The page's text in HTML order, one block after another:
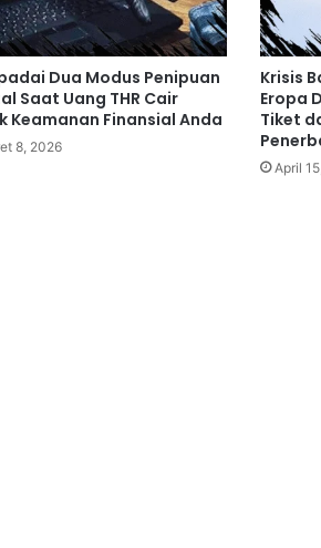
Dua Modus Penipuan
Saat Uang THR Cair
Keamanan Finansial Anda
8, 2026
Krisis
Eropa
Tiket
April